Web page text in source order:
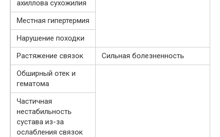
ахиллова сухожилия
Местная гипертермия
Нарушение походки
Растяжение связок
Сильная болезненность
Обширный отек и
гематома
Частичная
нестабильность
сустава из-за
ослабления связок